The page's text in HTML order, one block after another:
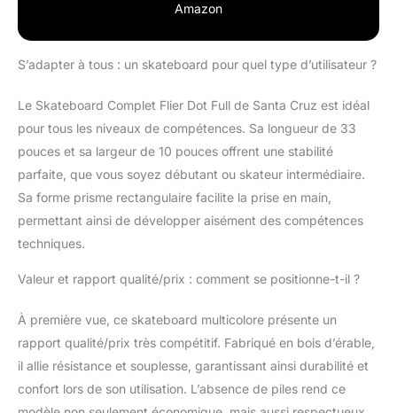
Amazon
S’adapter à tous : un skateboard pour quel type d’utilisateur ?
Le Skateboard Complet Flier Dot Full de Santa Cruz est idéal
pour tous les niveaux de compétences. Sa longueur de 33
pouces et sa largeur de 10 pouces offrent une stabilité
parfaite, que vous soyez débutant ou skateur intermédiaire.
Sa forme prisme rectangulaire facilite la prise en main,
permettant ainsi de développer aisément des compétences
techniques.
Valeur et rapport qualité/prix : comment se positionne-t-il ?
À première vue, ce skateboard multicolore présente un
rapport qualité/prix très compétitif. Fabriqué en bois d’érable,
il allie résistance et souplesse, garantissant ainsi durabilité et
confort lors de son utilisation. L’absence de piles rend ce